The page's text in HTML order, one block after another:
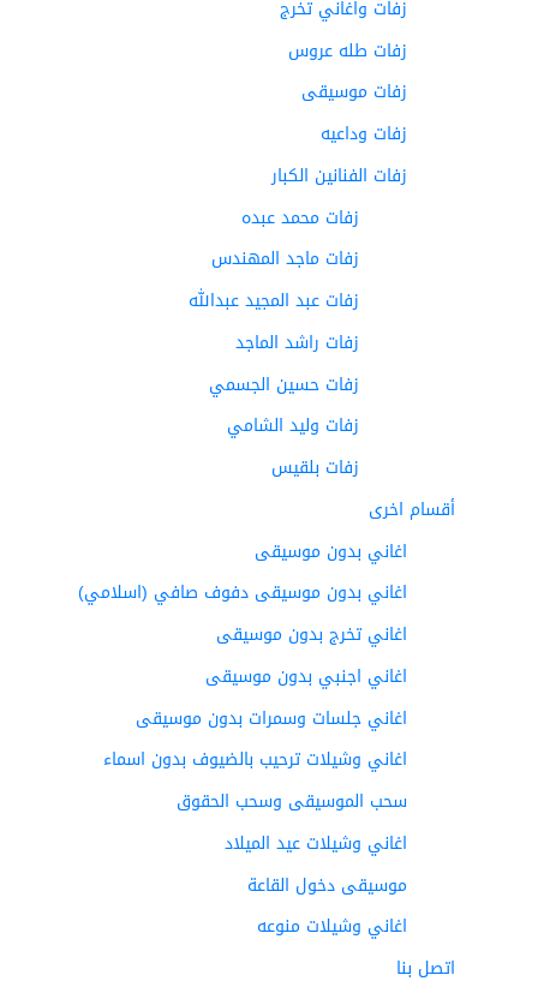
زفات واغاني تخرج
زفات طله عروس
زفات موسيقى
زفات وداعيه
زفات الفنانين الكبار
زفات محمد عبده
زفات ماجد المهندس
زفات عبد المجيد عبدالله
زفات راشد الماجد
زفات حسين الجسمي
زفات وليد الشامي
زفات بلقيس
أقسام اخرى
اغاني بدون موسيقى
اغاني بدون موسيقى دفوف صافي (اسلامي)
اغاني تخرج بدون موسيقى
اغاني اجنبي بدون موسيقى
اغاني جلسات وسمرات بدون موسيقى
اغاني وشيلات ترحيب بالضيوف بدون اسماء
سحب الموسيقى وسحب الحقوق
اغاني وشيلات عيد الميلاد
موسيقى دخول القاعة
اغاني وشيلات منوعه
اتصل بنا